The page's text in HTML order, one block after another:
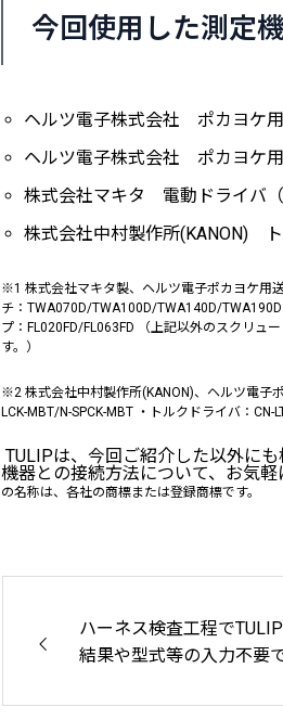
今回使用した測定
ヘルツ電子株式会社 ポカヨケ
ヘルツ電子株式会社 ポカヨケ
株式会社マキタ 電動ドライバ
株式会社中村製作所(KANON)
※1 株式会社マキタ製、ヘルツ電子ポカヨケ用
チ：TWA070D/TWA100D/TWA140D/
プ：FL020FD/FL063FD （上記以外のスクリュ
す。）
※2 株式会社中村製作所(KANON)、ヘルツ電子
LCK-MBT/N-SPCK-MBT ・トルクドライバ：CN-
TULIPは、今回ご紹介した以外に
機器との接続方法について、お気軽
の名称は、各社の商標または登録商標です。
ハーネス検査工程で
結果や型式等の入力不要